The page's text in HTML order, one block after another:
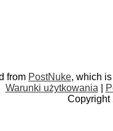
from PostNuke, which
Warunki użytkowania
Copyright